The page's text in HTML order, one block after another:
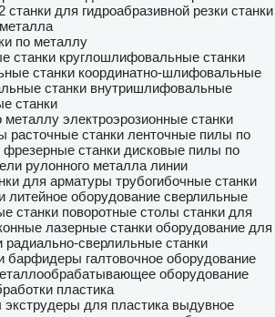
станки для гидроабразивной резки станки
по металлу
станки круглошлифовальные станки
станки координатно-шлифовальные
станки внутришлифовальные
станки
металлу электроэрозионные станки
расточные станки ленточные пилы по
станки дисковые пилы по
рулонного металла линии
для арматуры трубогибочные станки
литейное оборудование сверлильные
станки поворотные столы станки для
лазерные станки оборудование для
радиально-сверлильные станки
барфидеры галтовочное оборудование
оборудование
пластика
экструдеры для пластика выдувное